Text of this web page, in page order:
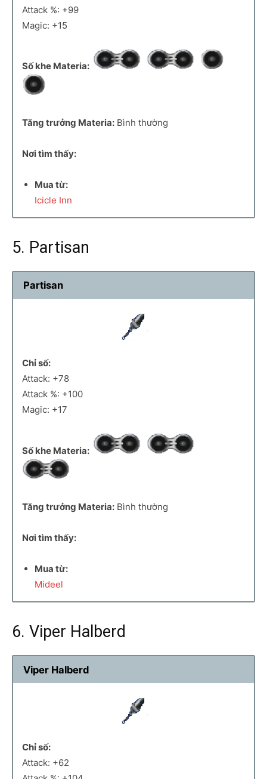
Attack %: +99
Magic: +15
Số khe Materia:
Tăng trưởng Materia: Bình thường
Nơi tìm thấy:
Mua từ:
Icicle Inn
5. Partisan
Partisan
Chỉ số:
Attack: +78
Attack %: +100
Magic: +17
Số khe Materia:
Tăng trưởng Materia: Bình thường
Nơi tìm thấy:
Mua từ:
Mideel
6. Viper Halberd
Viper Halberd
Chỉ số:
Attack: +62